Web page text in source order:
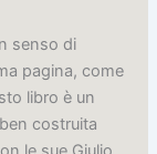
senso di
pagina, come
libro è un
costruita